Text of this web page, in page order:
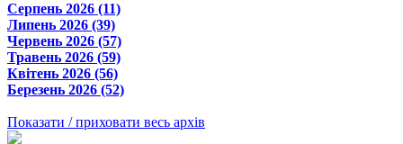
Серпень 2026 (11)
Липень 2026 (39)
Червень 2026 (57)
Травень 2026 (59)
Квітень 2026 (56)
Березень 2026 (52)
Показати / приховати весь архів